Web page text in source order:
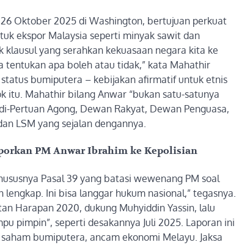
Oktober 2025 di Washington, bertujuan perkuat
ekspor Malaysia seperti minyak sawit dan
yang serahkan kekuasaan negara kita ke
tentukan apa boleh atau tidak,” kata Mahathir
bumiputera – kebijakan afirmatif untuk etnis
itu. Mahathir bilang Anwar “bukan satu-satunya
Pertuan Agong, Dewan Rakyat, Dewan Penguasa,
LSM yang sejalan dengannya.
PM Anwar Ibrahim ke Kepolisian
Pasal 39 yang batasi wewenang PM soal
Ini bisa langgar hukum nasional,” tegasnya.
Harapan 2020, dukung Muhyiddin Yassin, lalu
pimpin”, seperti desakannya Juli 2025. Laporan ini
bumiputera, ancam ekonomi Melayu. Jaksa